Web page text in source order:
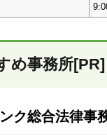
め事務所[PR]
ク総合法律事